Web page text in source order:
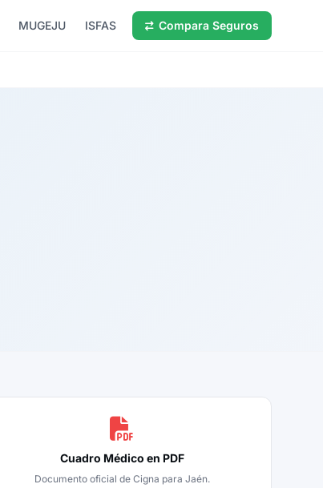
MUGEJU ISFAS Compara Seguros
Cuadro Médico en PDF
Documento oficial de Cigna para Jaén.